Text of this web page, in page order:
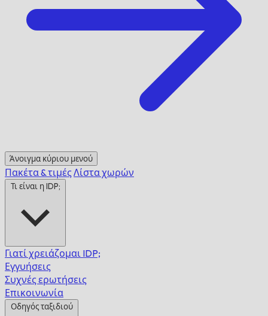
Άνοιγμα κύριου μενού
Πακέτα & τιμέςΛίστα χωρών
Τι είναι η IDP;
Γιατί χρειάζομαι IDP;
Εγγυήσεις
Συχνές ερωτήσεις
Επικοινωνία
Οδηγός ταξιδιού